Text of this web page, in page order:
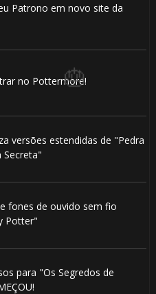
Patrono em novo site da
no Pottermore!
versões estendidas de "Pedra
Secreta"
fones de ouvido sem fio
Potter"
para "Os Segredos de
⚡